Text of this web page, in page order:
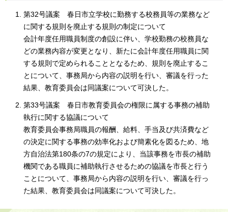
第32号議案 春日市立学校に勤務する校務員等の業務など
に関する規則を廃止する規則の制定について
会計年度任用職員制度の創設に伴い、学校勤務の校務員な
どの業務内容が変更となり、新たに会計年度任用職員に関
する規則で定められることとなるため、規則を廃止するこ
とについて、事務局から内容の説明を行い、審議を行った
結果、教育委員会は同議案について可決した。
第33号議案 春日市教育委員会の権限に属する事務の補助
執行に関する協議について
教育委員会事務局職員の報酬、給料、手当及び共済費など
の決定に関する事務の効率化および簡素化を図るため、地
方自治法第180条の7の規定により、当該事務を市長の補助
機関である職員に補助執行させるための協議を市長と行う
ことについて、事務局から内容の説明を行い、審議を行っ
た結果、教育委員会は同議案について可決した。